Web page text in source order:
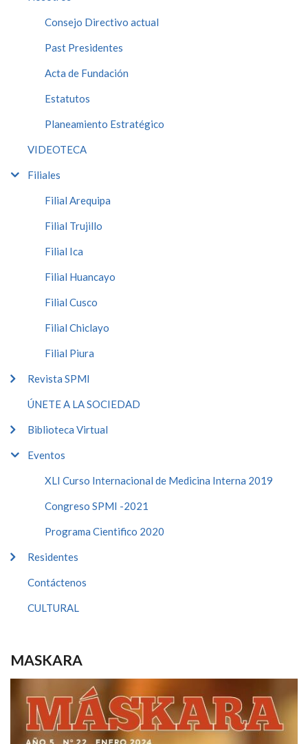
Consejo Directivo actual
Past Presidentes
Acta de Fundación
Estatutos
Planeamiento Estratégico
VIDEOTECA
Filiales
Filial Arequipa
Filial Trujillo
Filial Ica
Filial Huancayo
Filial Cusco
Filial Chiclayo
Filial Piura
Revista SPMI
ÚNETE A LA SOCIEDAD
Biblioteca Virtual
Eventos
XLI Curso Internacional de Medicina Interna 2019
Congreso SPMI -2021
Programa Cientifico 2020
Residentes
Contáctenos
CULTURAL
MASKARA